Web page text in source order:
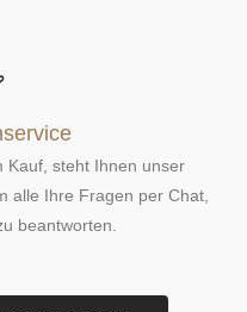
Kauf, steht Ihnen unser
alle Ihre Fragen per Chat,
beantworten.